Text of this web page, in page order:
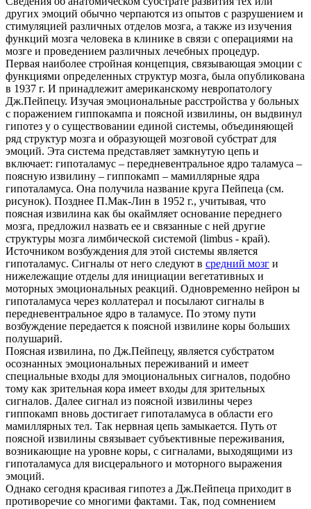
других эмоций обычно черпаются из опытов с разрушением и
стимуляцией различных отделов мозга, а также из изучения
функций мозга человека в клинике в связи с операциями на
мозге и проведением различных лечебных процедур.
Первая наиболее стройная концепция, связывающая эмоции с
функциями определенных структур мозга, была опубликована
в 1937 г. И принадлежит американскому невропатологу
Дж.Пейпецу. Изучая эмоциональные расстройства у больных
с поражением гиппокампа и поясной извилины, он выдвинул
гипотез у о существовании единой системы, объединяющей
ряд структур мозга и образующей мозговой субстрат для
эмоций. Эта система представляет замкнутую цепь и
включает: гипоталамус – передневентральное ядро таламуса –
поясную извилину – гиппокамп – мамиллярные ядра
гипоталамуса. Она получила название круга Пейпеца (см.
рисунок). Позднее П.Мак-Лин в 1952 г., учитывая, что
поясная извилина как бы окаймляет основание переднего
мозга, предложил назвать ее и связанные с ней другие
структуры мозга лимбической системой (limbus - край).
Источником возбуждения для этой системы является
гипоталамус. Сигналы от него следуют в средний мозг и
нижележащие отделы для инициации вегетативных и
моторных эмоциональных реакций. Одновременно нейрон ы
гипоталамуса через коллатерал и посылают сигналы в
передневентральное ядро в таламусе. По этому пути
возбуждение передается к поясной извилине коры больших
полушарий.
Поясная извилина, по Дж.Пейпецу, является субстратом
осознанных эмоциональных переживаний и имеет
специальные входы для эмоциональных сигналов, подобно
тому как зрительная кора имеет входы для зрительных
сигналов. Далее сигнал из поясной извилины через
гиппокамп вновь достигает гипоталамуса в области его
мамиллярных тел. Так нервная цепь замыкается. Путь от
поясной извилины связывает субъективные переживания,
возникающие на уровне коры, с сигналами, выходящими из
гипоталамуса для висцерального и моторного выражения
эмоций.
Однако сегодня красивая гипотез а Дж.Пейпеца приходит в
противоречие со многими фактами. Так, под сомнением